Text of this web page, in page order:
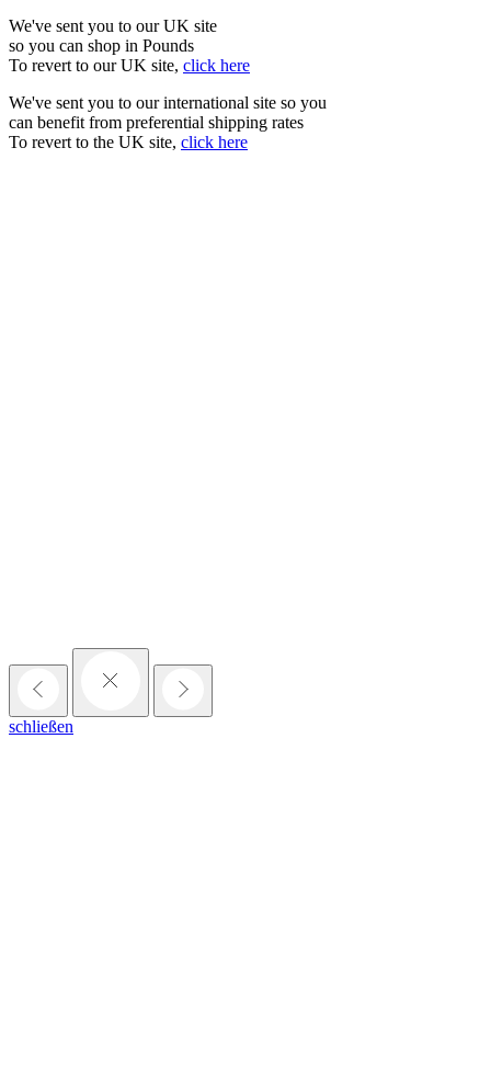
We've sent you to our UK site
so you can shop in Pounds
To revert to our UK site, click here
We've sent you to our international site so you
can benefit from preferential shipping rates
To revert to the UK site, click here
schließen